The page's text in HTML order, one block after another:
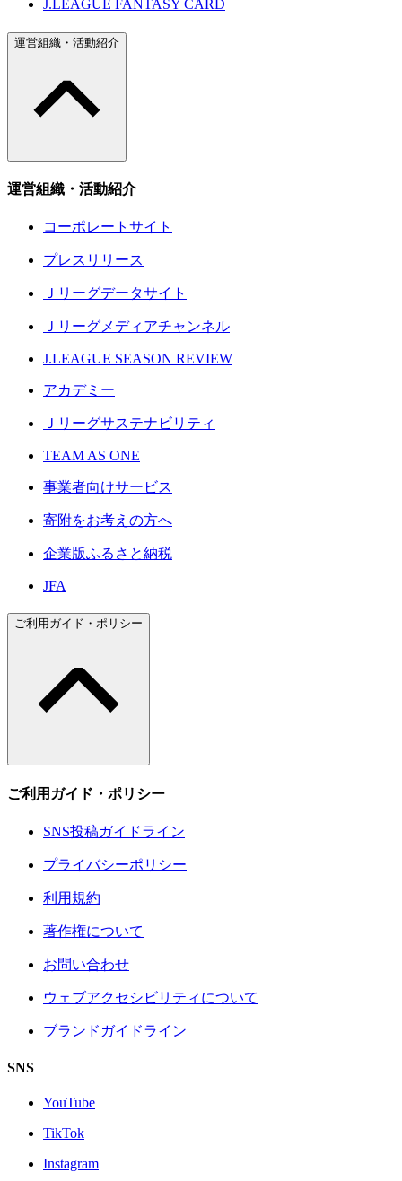
J.LEAGUE FANTASY CARD
運営組織・活動紹介
運営組織・活動紹介
コーポレートサイト
プレスリリース
Ｊリーグデータサイト
Ｊリーグメディアチャンネル
J.LEAGUE SEASON REVIEW
アカデミー
Ｊリーグサステナビリティ
TEAM AS ONE
事業者向けサービス
寄附をお考えの方へ
企業版ふるさと納税
JFA
ご利用ガイド・ポリシー
ご利用ガイド・ポリシー
SNS投稿ガイドライン
プライバシーポリシー
利用規約
著作権について
お問い合わせ
ウェブアクセシビリティについて
ブランドガイドライン
SNS
YouTube
TikTok
Instagram